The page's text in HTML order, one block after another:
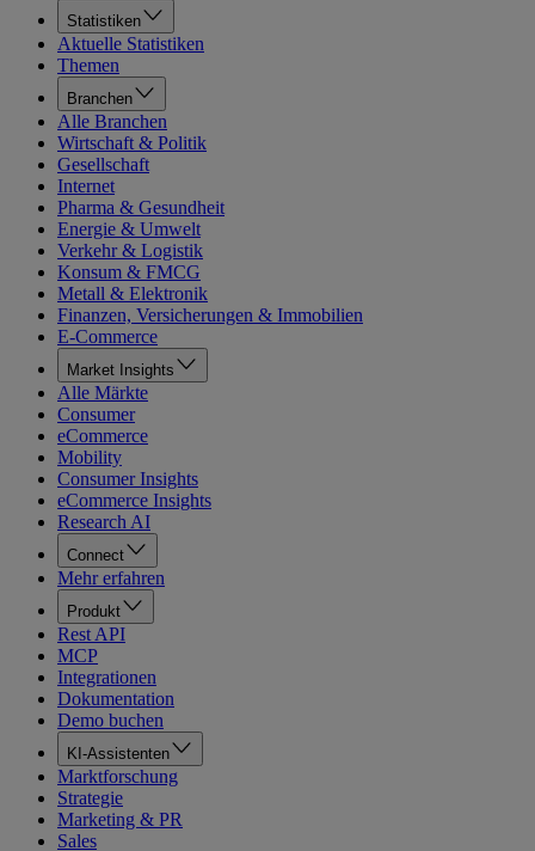
Statistiken
Aktuelle Statistiken
Themen
Branchen
Alle Branchen
Wirtschaft & Politik
Gesellschaft
Internet
Pharma & Gesundheit
Energie & Umwelt
Verkehr & Logistik
Konsum & FMCG
Metall & Elektronik
Finanzen, Versicherungen & Immobilien
E-Commerce
Market Insights
Alle Märkte
Consumer
eCommerce
Mobility
Consumer Insights
eCommerce Insights
Research AI
Connect
Mehr erfahren
Produkt
Rest API
MCP
Integrationen
Dokumentation
Demo buchen
KI-Assistenten
Marktforschung
Strategie
Marketing & PR
Sales